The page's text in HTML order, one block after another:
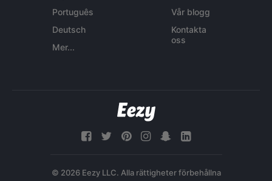
Português
Deutsch
Mer...
Vår blogg
Kontakta
oss
© 2026 Eezy LLC. Alla rättigheter förbehållna